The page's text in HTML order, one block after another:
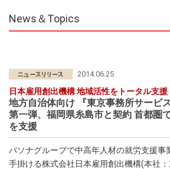
News＆Topics
2014.06.25
日本雇用創出機構 地域活性をトータル支援
地方自治体向け 『東京事務所サービ
第一弾、福岡県糸島市と契約 首都圏
を支援
パソナグループで中高年人材の就労支援事
手掛ける株式会社日本雇用創出機構(本社